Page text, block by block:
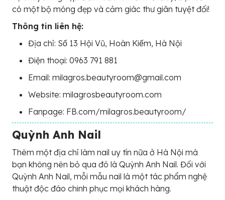
có một bộ móng đẹp và cảm giác thư giãn tuyệt đối!
Thông tin liên hệ:
Địa chỉ: Số 13 Hội Vũ, Hoàn Kiếm, Hà Nội
Điện thoại: 0963 791 881
Email: milagros.beautyroom@gmail.com
Website: milagrosbeautyroom.com
Fanpage: FB.com/milagros.beautyroom/
Quỳnh Anh Nail
Thêm một địa chỉ làm nail uy tín nữa ở Hà Nội mà
bạn không nên bỏ qua đó là Quỳnh Anh Nail. Đối với
Quỳnh Anh Nail, mỗi mẫu nail là một tác phẩm nghệ
thuật độc đáo chinh phục mọi khách hàng.